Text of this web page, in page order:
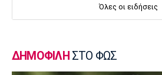
EuroLeague
11:35
Όλες οι ειδήσεις
ΔΗΜΟΦΙΛΗ ΣΤΟ ΦΩΣ